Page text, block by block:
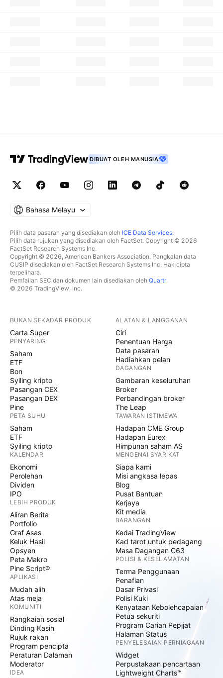
DIBUAT OLEH MANUSIA
Bahasa Melayu
Pilih data pasaran yang disediakan oleh ICE Data Services.
Pilih data rujukan yang disediakan oleh FactSet. Copyright © 2026
FactSet Research Systems Inc.
Copyright © 2026, American Bankers Association. Pangkalan data
CUSIP disediakan oleh FactSet Research Systems Inc. Hak cipta
terpelihara.
Pemfailan SEC dan dokumen lain disediakan oleh Quartr.
© 2026 TradingView, Inc.
BUKAN SEKADAR PRODUK
Carta Super
PENYARING
Saham
ETF
Bon
Syiling kripto
Pasangan CEX
Pasangan DEX
Pine
PETA SUHU
Saham
ETF
Syiling kripto
KALENDAR
Ekonomi
Perolehan
Dividen
IPO
LEBIH PRODUK
Aliran Berita
Portfolio
Graf Asas
Keluk Hasil
Opsyen
Peta Makro
Pine Script®
APLIKASI
Mudah alih
Atas meja
KOMUNITI
Rangkaian sosial
Dinding Kasih
Rujuk rakan
Program pencipta
Peraturan Dalaman
Moderator
IDEA
ALATAN & LANGGANAN
Ciri
Penentuan Harga
Data pasaran
Hadiahkan pelan
DAGANGAN
Gambaran keseluruhan
Broker
Perbandingan broker
The Leap
TAWARAN ISTIMEWA
Hadapan CME Group
Hadapan Eurex
Himpunan saham AS
MENGENAI SYARIKAT
Siapa kami
Misi angkasa lepas
Blog
Pusat Bantuan
Kerjaya
Kit media
BARANGAN
Kedai TradingView
Kad tarot untuk pedagang
Masa Dagangan C63
POLISI & KESELAMATAN
Terma Penggunaan
Penafian
Dasar Privasi
Polisi Kuki
Kenyataan Kebolehcapaian
Petua sekuriti
Program Carian Pepijat
Halaman Status
PENYELESAIAN PERNIAGAAN
Widget
Perpustakaan pencartaan
Lightweight Charts™